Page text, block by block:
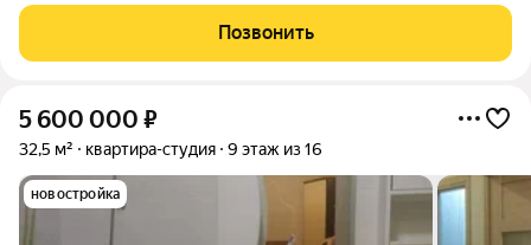
укомплектована всем необходимым для проживания. мебель
карниз, шторы бытовая техника:
Позвонить
5 600 000 ₽
32,5 м² квартира-студия 9 этаж из 16
новостройка